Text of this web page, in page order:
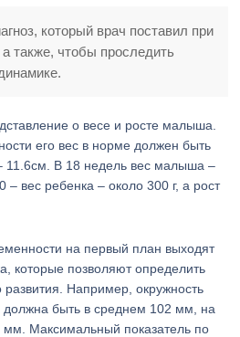
который врач поставил при
также, чтобы проследить
о весе и росте малыша.
его вес в норме должен быть
11.6см. В 18 недель вес малыша –
– вес ребенка – около 300 г, а рост
на первый план выходят
которые позволяют определить
развития. Например, окружность
быть в среднем 102 мм, на
Максимальный показатель по